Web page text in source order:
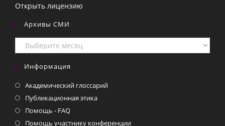
Открыть лицензию
Архивы СМИ
Архивы
СМИ
Информация
Академический глоссарий
Публикационная этика
Помощь - FAQ
Помощь участнику конференции